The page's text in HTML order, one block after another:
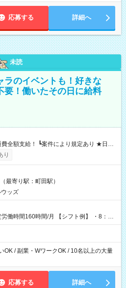
応募する 詳細へ
未読
ラのイベントも！好きな
！働いたその日に給料
┗働いたその日に現金GET♪ お仕事後はコ
引き落とせます！ 【試用期間】試
り
最寄り駅：町田駅）
ッズ
時間/月 【シフト例】 ・8：00
OK / 副業・WワークOK / 10名以上の大量
応募する 詳細へ